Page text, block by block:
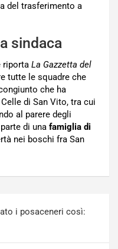
del trasferimento a
sindaca
riporta La Gazzetta del
tutte le squadre che
che ha
di San Vito, tra cui
al parere degli
di una famiglia di
nei boschi fra San
i posaceneri così: